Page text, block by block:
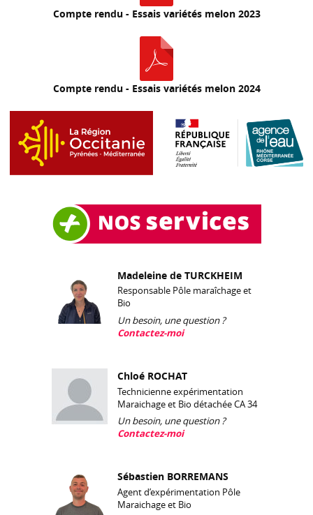
Compte rendu - Essais variétés melon 2023
Compte rendu - Essais variétés melon 2024
Madeleine de TURCKHEIM
Responsable Pôle maraîchage et
Bio
Un besoin, une question ?
Contactez-moi
Chloé ROCHAT
Technicienne expérimentation
Maraichage et Bio détachée CA 34
Un besoin, une question ?
Contactez-moi
Sébastien BORREMANS
Agent d’expérimentation Pôle
Maraichage et Bio